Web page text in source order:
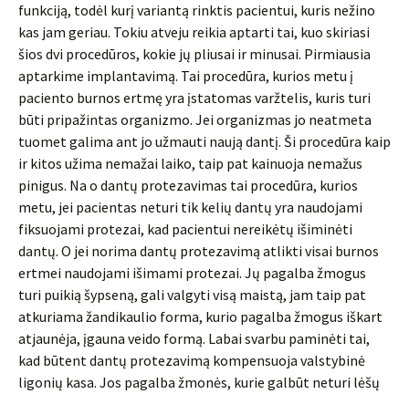
funkciją, todėl kurį variantą rinktis pacientui, kuris nežino
kas jam geriau. Tokiu atveju reikia aptarti tai, kuo skiriasi
šios dvi procedūros, kokie jų pliusai ir minusai. Pirmiausia
aptarkime implantavimą. Tai procedūra, kurios metu į
paciento burnos ertmę yra įstatomas varžtelis, kuris turi
būti pripažintas organizmo. Jei organizmas jo neatmeta
tuomet galima ant jo užmauti naują dantį. Ši procedūra kaip
ir kitos užima nemažai laiko, taip pat kainuoja nemažus
pinigus. Na o dantų protezavimas tai procedūra, kurios
metu, jei pacientas neturi tik kelių dantų yra naudojami
fiksuojami protezai, kad pacientui nereikėtų išiminėti
dantų. O jei norima dantų protezavimą atlikti visai burnos
ertmei naudojami išimami protezai. Jų pagalba žmogus
turi puikią šypseną, gali valgyti visą maistą, jam taip pat
atkuriama žandikaulio forma, kurio pagalba žmogus iškart
atjaunėja, įgauna veido formą. Labai svarbu paminėti tai,
kad būtent dantų protezavimą kompensuoja valstybinė
ligonių kasa. Jos pagalba žmonės, kurie galbūt neturi lėšų